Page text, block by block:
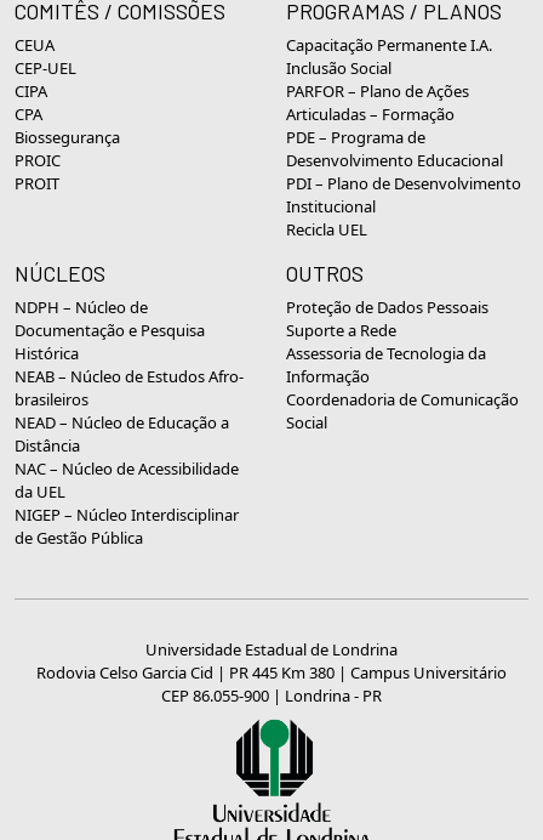
COMITÊS / COMISSÕES
CEUA
CEP-UEL
CIPA
CPA
Biossegurança
PROIC
PROIT
PROGRAMAS / PLANOS
Capacitação Permanente I.A.
Inclusão Social
PARFOR – Plano de Ações
Articuladas – Formação
PDE – Programa de
Desenvolvimento Educacional
PDI – Plano de Desenvolvimento
Institucional
Recicla UEL
NÚCLEOS
NDPH – Núcleo de
Documentação e Pesquisa
Histórica
NEAB – Núcleo de Estudos Afro-
brasileiros
NEAD – Núcleo de Educação a
Distância
NAC – Núcleo de Acessibilidade
da UEL
NIGEP – Núcleo Interdisciplinar
de Gestão Pública
OUTROS
Proteção de Dados Pessoais
Suporte a Rede
Assessoria de Tecnologia da
Informação
Coordenadoria de Comunicação
Social
Universidade Estadual de Londrina
Rodovia Celso Garcia Cid | PR 445 Km 380 | Campus Universitário
CEP 86.055-900 | Londrina - PR